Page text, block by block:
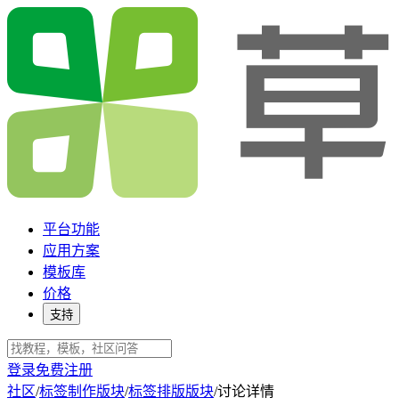
平台功能
应用方案
模板库
价格
支持
登录免费注册
社区/标签制作版块/标签排版版块/讨论详情